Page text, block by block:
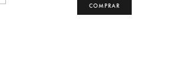
COMPRAR